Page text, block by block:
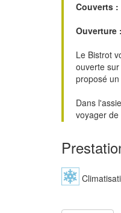
Couverts :
Ouverture :
Le Bistrot
ouverte
proposé
Dans
voyager
dimanche,